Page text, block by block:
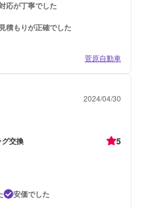
応が丁寧でした
見積もりが正確でした
菅原自動車
2024/04/30
交換 5
安価でした